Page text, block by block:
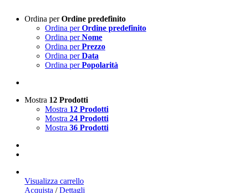
Ordina perOrdine predefinito
Ordina perOrdine predefinito
Ordina perNome
Ordina perPrezzo
Ordina perData
Ordina perPopolarità
Mostra 12 Prodotti
Mostra 12 Prodotti
Mostra 24 Prodotti
Mostra 36 Prodotti
Visualizza carrello
Acquista / Dettagli